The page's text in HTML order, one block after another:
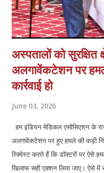
अस्पतालों को सुरक्षित
अलगावेंकटेशन पर
कार्रवाई हो
June 03, 2026
हम इंडियन मेडिकल एसोसिएशन के
अलगावेंकटेशन पर हुए हमले की कड़ी
रिक्वेस्ट करते हैं कि डॉक्टरों पर ऐसे
खिलाफ सही एक्शन लिया जाए। ऐसे में